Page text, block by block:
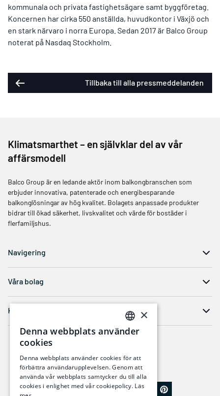
kommunala och privata fastighetsägare samt byggföretag.
Koncernen har cirka 550 anställda, huvudkontor i Växjö och
en stark närvaro i norra Europa. Sedan 2017 är Balco Group
noterat på Nasdaq Stockholm.
Tillbaka till alla pressmeddelanden
Klimatsmarthet – en självklar del av vår
affärsmodell
Balco Group är en ledande aktör inom balkongbranschen som
erbjuder innovativa, patenterade och energibesparande
balkonglösningar av hög kvalitet. Bolagets anpassade produkter
bidrar till ökad säkerhet, livskvalitet och värde för bostäder i
flerfamiljshus.
Navigering
Våra bolag
Kontakt
SWEDISH
×
Denna webbplats använder
cookies
Denna webbplats använder cookies för att
förbättra användarupplevelsen. Genom att
använda vår webbplats samtycker du till alla
cookies i enlighet med vår cookiepolicy. Läs